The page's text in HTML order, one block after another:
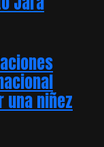
una niñez